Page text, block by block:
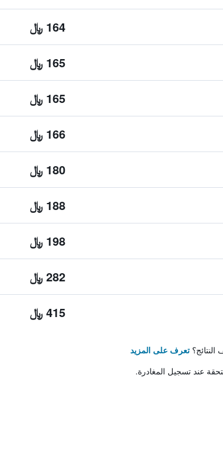
164 ﷼
165 ﷼
165 ﷼
166 ﷼
180 ﷼
188 ﷼
198 ﷼
282 ﷼
415 ﷼
تعرف على المزيد
عند تسجيل المغادرة.